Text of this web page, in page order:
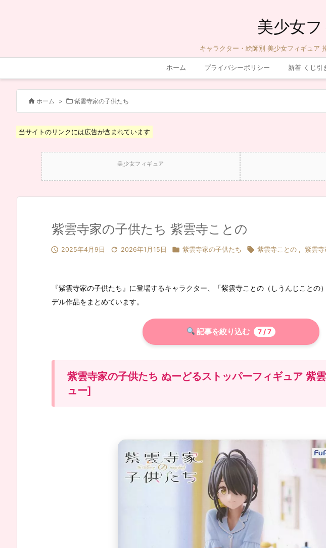
美少女
キャラクター・絵師別 美少女フィギュア
ホーム プライバシーポリシー 新着 くじ引
 ホーム >  紫雲寺家の子供たち
当サイトのリンクには広告が含まれています
美少女フィギュア
紫雲寺家の子供たち 紫雲寺ことの
 2025年4月9日  2026年1月15日  紫雲寺家の子供たち  紫雲寺ことの , 紫雲寺
『紫雲寺家の子供たち』に登場するキャラクター、「紫雲寺ことの（しうんじことの
デル作品をまとめています。
記事を絞り込む 7 / 7
紫雲寺家の子供たち ぬーどるストッパーフィギュア 紫
ュー]